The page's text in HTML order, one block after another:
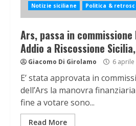
Notizie siciliane Politica &
Ars, passa in
Addio a Riscossione
Giacomo Di Girolamo 6 aprile
E’ stata approvata in
dell’Ars la manovra
fine a votare sono...
Read More